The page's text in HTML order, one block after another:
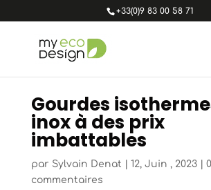
+33(0)9 83 00 58 71
Gourdes
inox à des prix
imbattables
par Sylvain Denat 12, Juin , 2023| 0
commentaires